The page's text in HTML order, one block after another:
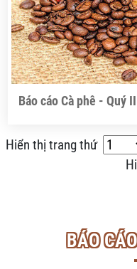
Báo cáo Cà phê - Quý
Hiển thị trang thứ
BÁO